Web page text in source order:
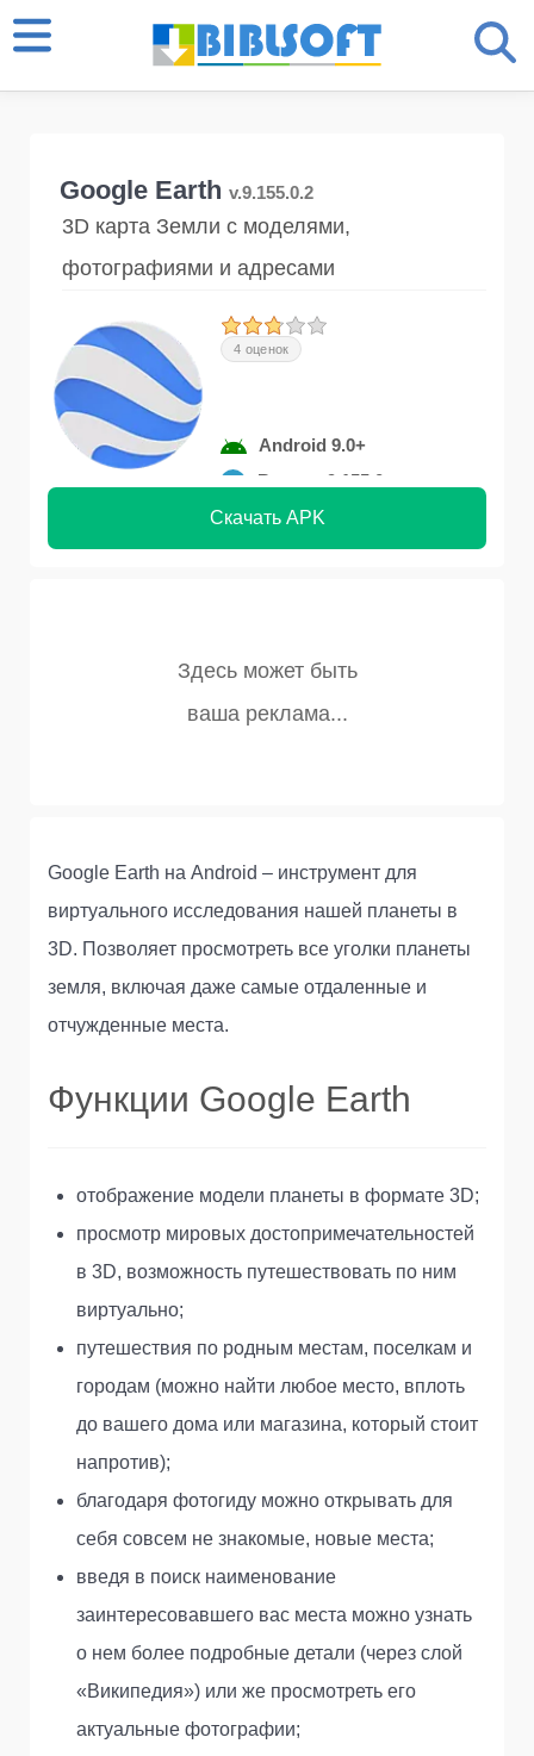
Google Earth v.9.155.0.2
3D карта Земли с моделями,
фотографиями и адресами
4 оценок
Android 9.0+
Версия 9.155.0
Скачать APK
Google Earth на Android – инструмент для
виртуального исследования нашей планеты в
3D. Позволяет просмотреть все уголки планеты
земля, включая даже самые отдаленные и
отчужденные места.
Функции Google Earth
отображение модели планеты в формате 3D;
просмотр мировых достопримечательностей
в 3D, возможность путешествовать по ним
виртуально;
путешествия по родным местам, поселкам и
городам (можно найти любое место, вплоть
до вашего дома или магазина, который стоит
напротив);
благодаря фотогиду можно открывать для
себя совсем не знакомые, новые места;
введя в поиск наименование
заинтересовавшего вас места можно узнать
о нем более подробные детали (через слой
«Википедия») или же просмотреть его
актуальные фотографии;